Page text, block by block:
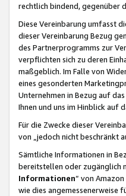
rechtlich bindend, gegenüber
Diese Vereinbarung umfasst
dieser Vereinbarung Bezug
des Partnerprogramms zur
verpflichten sich zu deren
maßgeblich. Im Falle von
eines gesonderten
Unternehmen in Bezug auf
Ihnen und uns im Hinblick auf
Für die Zwecke dieser
von „jedoch nicht beschränkt
Sämtliche Informationen in
bereitstellen oder zugänglich
Informationen“ von
wie dies angemessenerweise